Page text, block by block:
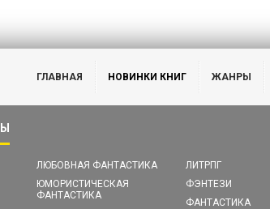
ГЛАВНАЯ НОВИНКИ КНИГ ЖАНРЫ
ЛЮБОВНАЯ ФАНТАСТИКА
ЮМОРИСТИЧЕСКАЯ
ФАНТАСТИКА
ЛИТРПГ
ФЭНТЕЗИ
ФАНТАСТИКА